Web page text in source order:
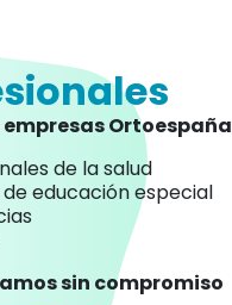
Ortoespaña
de la salud
educación especial
sin compromiso